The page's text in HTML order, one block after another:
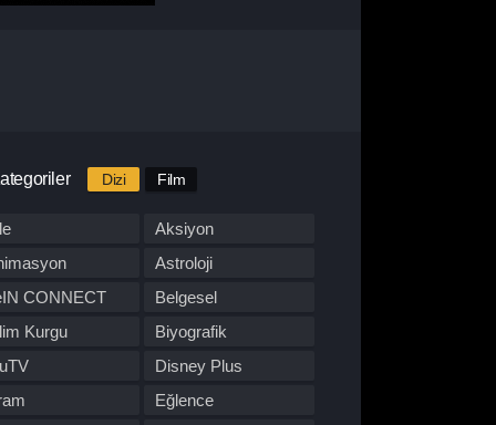
Dizi Film
Aksiyon
Astroloji
CONNECT
Belgesel
Kurgu
Biyografik
Disney Plus
Eğlence